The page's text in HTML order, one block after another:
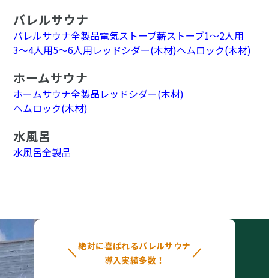
バレルサウナ
バレルサウナ全製品電気ストーブ薪ストーブ1～2人用
3～4人用5～6人用レッドシダー(木材)ヘムロック(木材)
ホームサウナ
ホームサウナ全製品レッドシダー(木材)
ヘムロック(木材)
水風呂
水風呂全製品
絶対に喜ばれるバレルサウナ
導入実績多数！